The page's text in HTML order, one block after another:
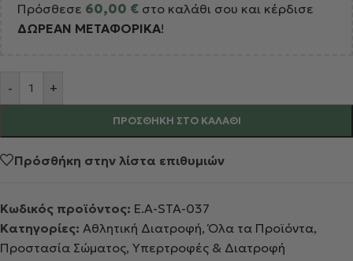
Πρόσθεσε 60,00 € στο καλάθι σου και κέρδισε
ΔΩΡΕΑΝ ΜΕΤΑΦΟΡΙΚΑ!
- +
ΠΡΟΣΘΉΚΗ ΣΤΟ ΚΑΛΆΘΙ
Alternative:
Πρόσθήκη στην λίστα επιθυμιών
Κωδικός προϊόντος: E.A-STA-037
Κατηγορίες: Αθλητική Διατροφή, Όλα τα Προϊόντα,
Προστασία Σώματος, Υπερτροφές & Διατροφή